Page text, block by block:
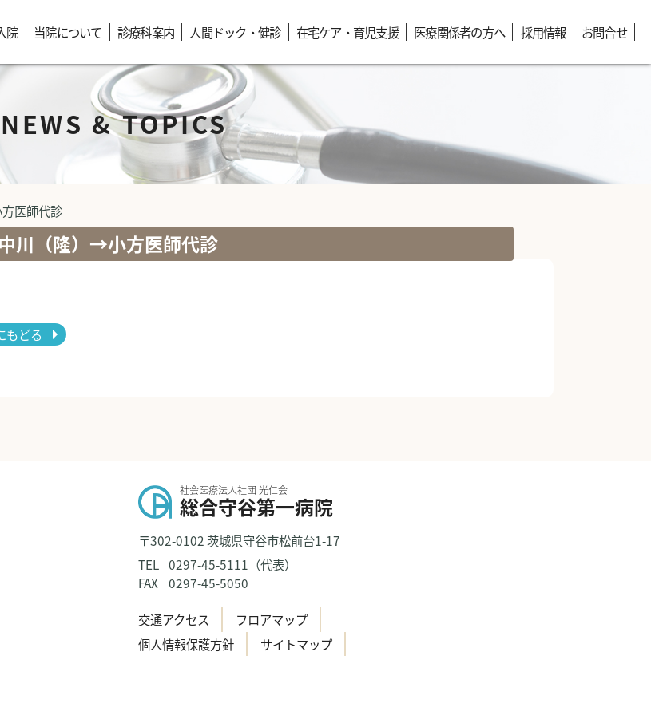
院 当院について 診療科案内 人間ドック・健診 在宅ケア・育児支援 医療関係者の方へ 採用情報 お問合せ
NEWS & TOPICS
医師代診
（隆）→小方医師代診
もどる
社会医療法人社団 光仁会
総合守谷第一病院
〒302-0102 茨城県守谷市松前台1-17
TEL 0297-45-5111（代表）
FAX
0297-45-5050
交通アクセス
フロアマップ
個人情報保護方針
サイトマップ